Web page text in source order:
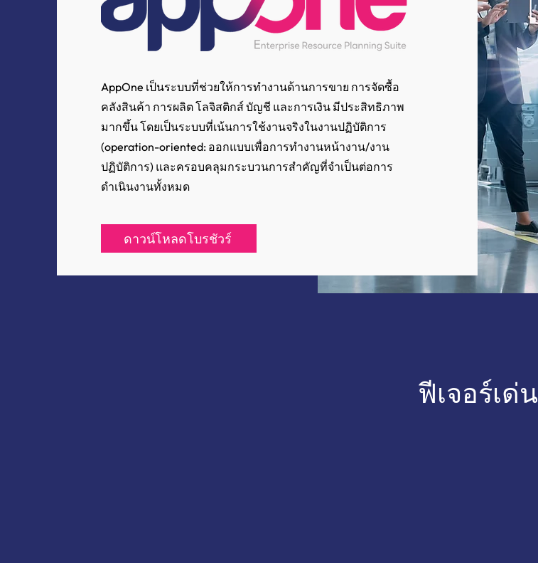
AppOne เป็นระบบที่ช่วยให้การทำงานด้านการขาย การจัดซื้อ
คลังสินค้า การผลิต โลจิสติกส์ บัญชี และการเงิน มีประสิทธิภาพ
มากขึ้น โดยเป็นระบบที่เน้นการใช้งานจริงในงานปฏิบัติการ
(operation-oriented: ออกแบบเพื่อการทำงานหน้างาน/งาน
ปฏิบัติการ) และครอบคลุมกระบวนการสำคัญที่จำเป็นต่อการ
ดำเนินงานทั้งหมด
ดาวน์โหลดโบรชัวร์
ฟีเจอร์เด่น